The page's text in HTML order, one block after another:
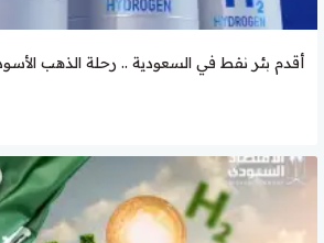
أقدم بئر نفط في السعودية .. رحلة الذهب الأسود من